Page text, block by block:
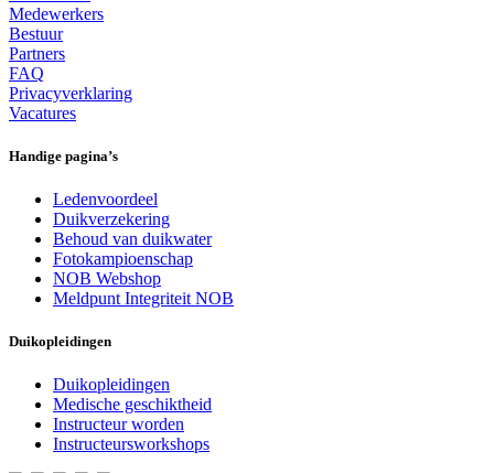
Medewerkers
Bestuur
Partners
FAQ
Privacyverklaring
Vacatures
Handige pagina’s
Ledenvoordeel
Duikverzekering
Behoud van duikwater
Fotokampioenschap
NOB Webshop
Meldpunt Integriteit NOB
Duikopleidingen
Duikopleidingen
Medische geschiktheid
Instructeur worden
Instructeursworkshops